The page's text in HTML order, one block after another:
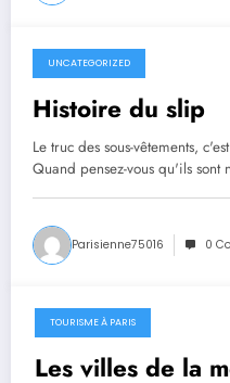
avril 13, 2021
UNCATEGORIZED
Histoire du slip
Le truc des sous-vêtements,
Quand pensez-vous qu'ils sont
Parisienne75016 0
avril 13, 2021
TOURISME À PARIS
Les villes de la